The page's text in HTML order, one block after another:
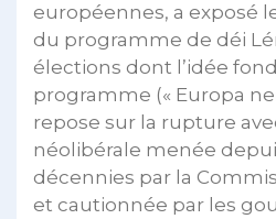
européennes, a exposé
du programme de déi
élections dont l’idée
programme (« Europa
repose sur la rupture
néolibérale menée
décennies par la
et cautionnée par les